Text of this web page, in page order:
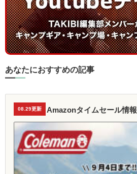
あなたにおすすめの記事
08.29更新 Amazonタイムセール情報